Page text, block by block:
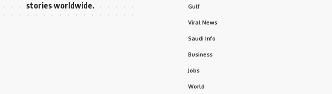
stories worldwide.
Gulf
Viral News
Saudi Info
Business
Jobs
World